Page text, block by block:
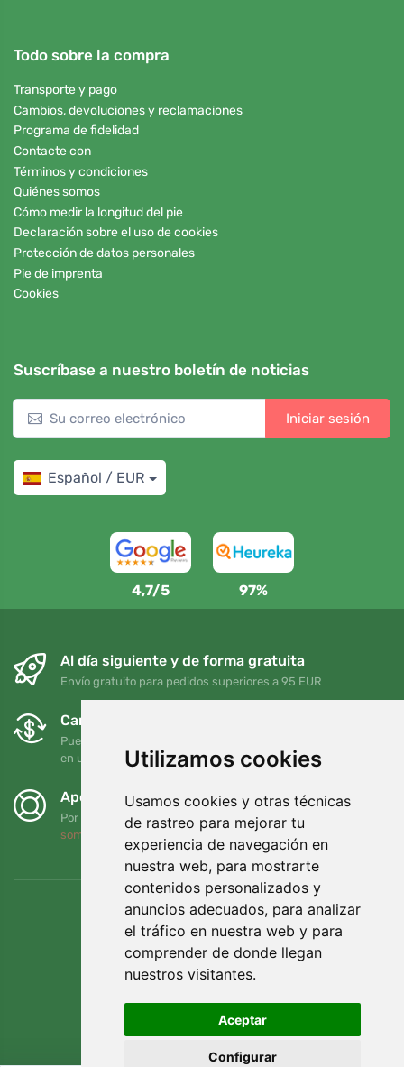
Utilizamos cookies
Usamos cookies y otras técnicas
de rastreo para mejorar tu
experiencia de navegación en
nuestra web, para mostrarte
contenidos personalizados y
anuncios adecuados, para analizar
el tráfico en nuestra web y para
comprender de donde llegan
nuestros visitantes.
Aceptar
Configurar
Todo sobre la compra
Transporte y pago
Cambios, devoluciones y reclamaciones
Programa de fidelidad
Contacte con
Términos y condiciones
Quiénes somos
Cómo medir la longitud del pie
Declaración sobre el uso de cookies
Protección de datos personales
Pie de imprenta
Cookies
Suscríbase a nuestro boletín de noticias
Iniciar sesión
Español / EUR
4,7/5 97%
Al día siguiente y de forma gratuita
Envío gratuito para pedidos superiores a 95 EUR
Cambios y devoluciones gratuitos
Puede devolver o cambiar su pedido en cualquier momento
en un plazo de 90 días
Apoyamos a Trees.org
Por cada pedido plantamos un árbol. Leer más
somos